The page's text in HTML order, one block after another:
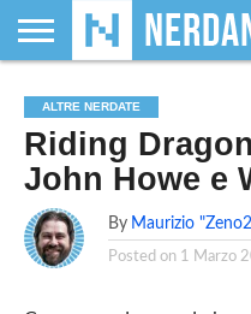
SIAMO
GIOCHI
DA
TAVOLO
GIOCHI
DI
RUOLO
VIDEOGAMES
FILM
&
SERIE
TV
FUMETTI
& LIBRI
MAGIC:
THE
GATHERING
DUNGEONS
&
DRAGONS
WRESTLING
NERDANDO
AWARDS
I
BOLLINI
ALTRE NERDATE
Riding
John Howe e
By Maurizio
Posted on 1 Marzo